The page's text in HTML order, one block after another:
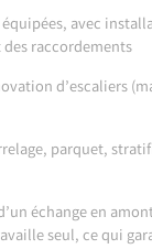
avec
raccordements
d’escaliers
parquet,
échange en
seul, ce qui